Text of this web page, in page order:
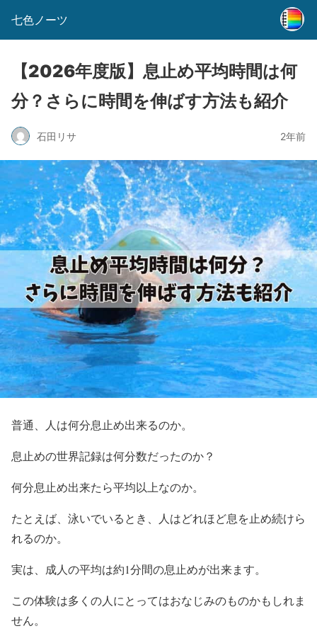
七色ノーツ
【2026年度版】息止め平均時間は何
分？さらに時間を伸ばす方法も紹介
石田リサ 2年前
普通、人は何分息止め出来るのか。
息止めの世界記録は何分数だったのか？
何分息止め出来たら平均以上なのか。
たとえば、泳いでいるとき、人はどれほど息を止め続けら
れるのか。
実は、成人の平均は約1分間の息止めが出来ます。
この体験は多くの人にとってはおなじみのものかもしれま
せん。